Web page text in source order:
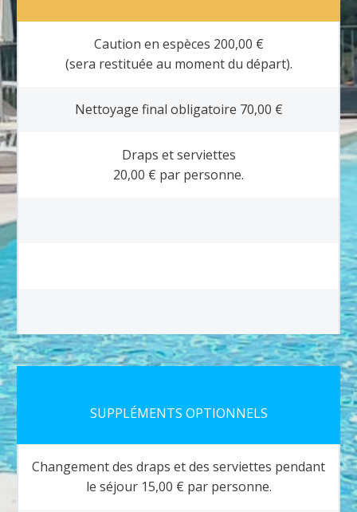
Caution en espèces 200,00 €
(sera restituée au moment du départ).
Nettoyage final obligatoire 70,00 €
Draps et serviettes
20,00 € par personne.
SUPPLÉMENTS OPTIONNELS
Changement des draps et des serviettes pendant
le séjour 15,00 € par personne.